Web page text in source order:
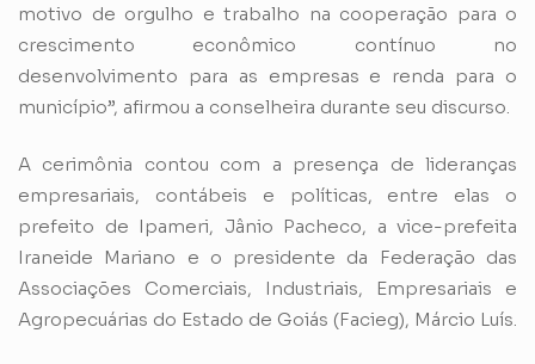
motivo de orgulho e trabalho na cooperação para o
crescimento econômico contínuo no
desenvolvimento para as empresas e renda para o
município”, afirmou a conselheira durante seu discurso.
A cerimônia contou com a presença de lideranças
empresariais, contábeis e políticas, entre elas o
prefeito de Ipameri, Jânio Pacheco, a vice-prefeita
Iraneide Mariano e o presidente da Federação das
Associações Comerciais, Industriais, Empresariais e
Agropecuárias do Estado de Goiás (Facieg), Márcio Luís.